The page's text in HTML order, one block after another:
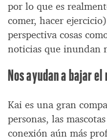
por lo que es
comer, hacer
perspectiva cosas
noticias que inundan
Nos ayudan a bajar
Kai es una gran
personas, las
conexión aún más